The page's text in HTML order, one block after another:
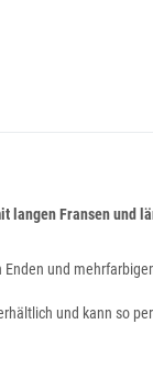
langen Fransen und
und
und kann so